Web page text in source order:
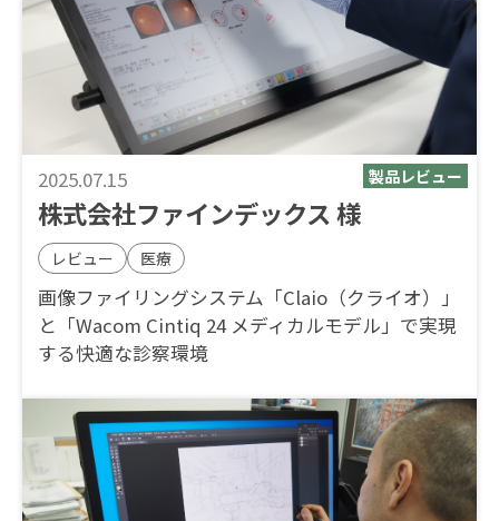
2025.07.15
株式会社ファインデックス 様
レビュー 医療
画像ファイリングシステム「Claio（クライオ）」
と「Wacom Cintiq 24 メディカルモデル」で実現
する快適な診察環境